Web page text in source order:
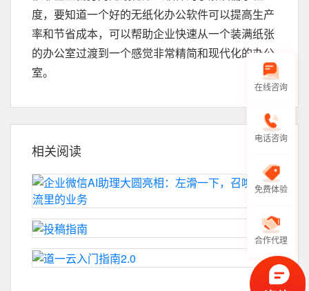
度，要知道一个好的无纸化办公软件可以提高生产
率和节省成本，可以帮助企业快速从一个装满纸张
的办公室过渡到一个感觉非常精简和现代化的办公
室。
相关阅读
在线咨询
电话咨询
免费体验
合作代理